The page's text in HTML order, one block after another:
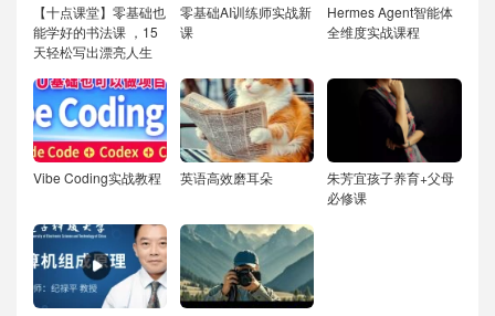
【十点课堂】零基础也
能学好的书法课 ，15
天轻松写出漂亮人生
零基础AI训练师实战新
课
Hermes Agent智能体
全维度实战课程
Vibe Coding实战教程 英语高效磨耳朵
朱芳宜孩子养育+父母
必修课